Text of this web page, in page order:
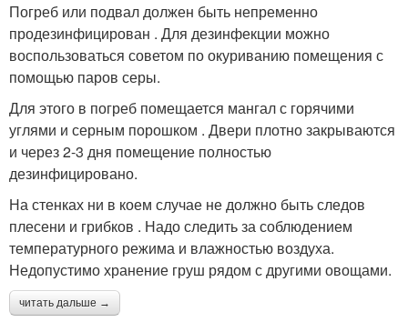
Погреб или подвал должен быть непременно
продезинфицирован . Для дезинфекции можно
воспользоваться советом по окуриванию помещения с
помощью паров серы.
Для этого в погреб помещается мангал с горячими
углями и серным порошком . Двери плотно закрываются
и через 2-3 дня помещение полностью
дезинфицировано.
На стенках ни в коем случае не должно быть следов
плесени и грибков . Надо следить за соблюдением
температурного режима и влажностью воздуха.
Недопустимо хранение груш рядом с другими овощами.
читать дальше →